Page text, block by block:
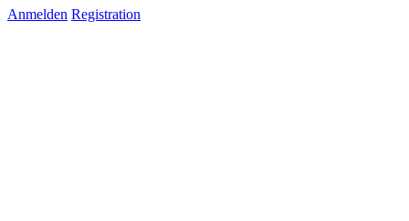
Anmelden Registration